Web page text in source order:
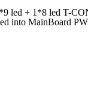
led + 1*8 led T-
into MainBoard